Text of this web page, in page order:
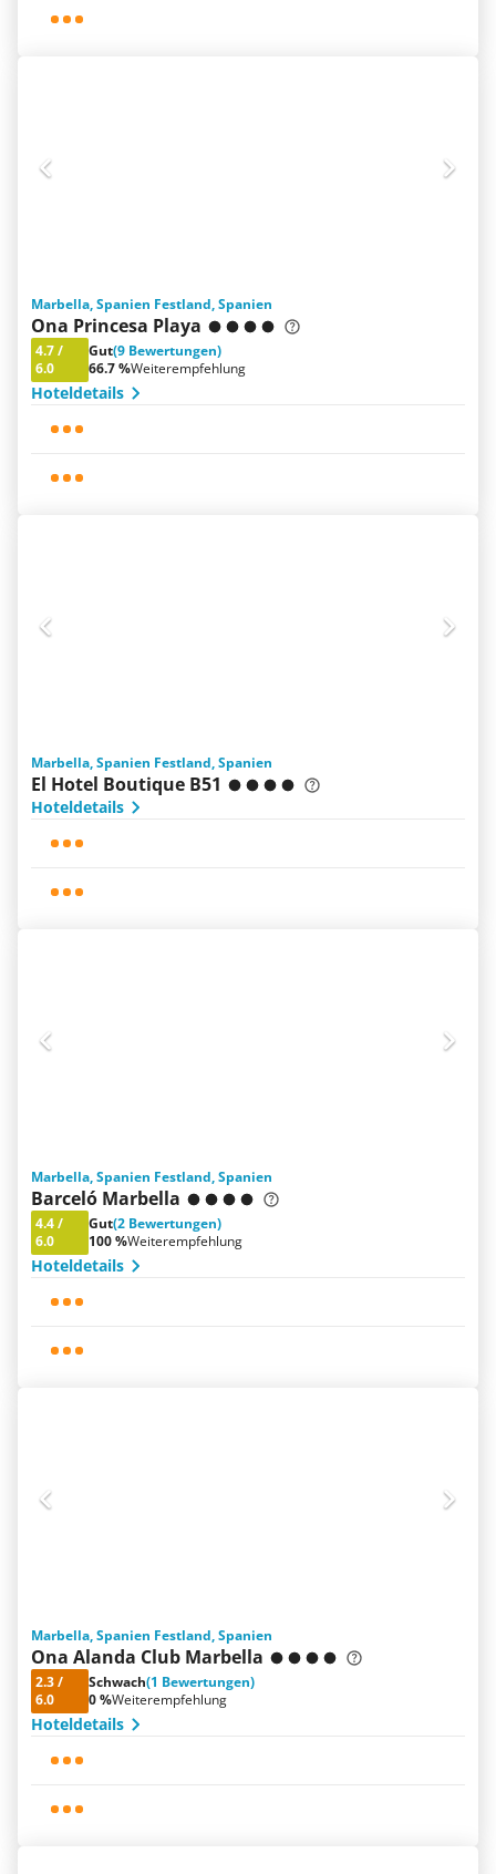
Marbella, Spanien Festland, Spanien
Ona Princesa Playa
4.7/
6.0
Gut(9 Bewertungen)
66.7 %Weiterempfehlung
Hoteldetails
Marbella, Spanien Festland, Spanien
El Hotel Boutique B51
Hoteldetails
Marbella, Spanien Festland, Spanien
Barceló Marbella
4.4/
6.0
Gut(2 Bewertungen)
100 %Weiterempfehlung
Hoteldetails
Marbella, Spanien Festland, Spanien
Ona Alanda Club Marbella
2.3/
6.0
Schwach(1 Bewertungen)
0 %Weiterempfehlung
Hoteldetails